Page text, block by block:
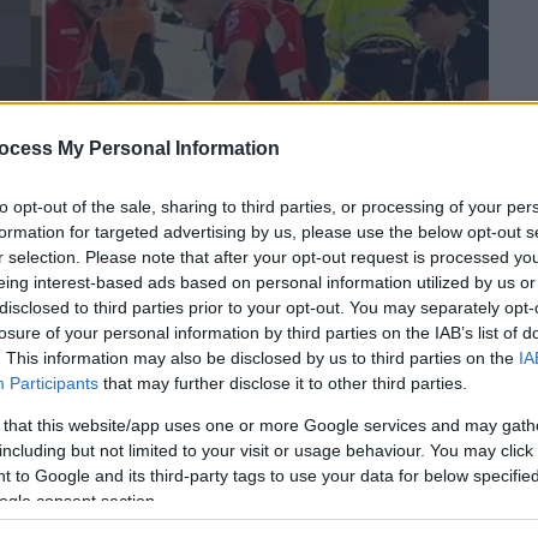
My Personal Information
opt-out of the sale, sharing to third parties, or processing of your
for targeted advertising by us, please use the below opt-out
selection. Please note that after your opt-out request is processed
interest-based ads based on personal information utilized by us
to third parties prior to your opt-out. You may separately
of your personal information by third parties on the IAB’s list of
This information may also be disclosed by us to third parties on the
Participants that may further disclose it to other third parties.
that this website/app uses one or more Google services and may
but not limited to your visit or usage behaviour. You may
to Google and its third-party tags to use your data for below
consent section.
το ΕΘΝΟΣ στη Google
(16/05) στο κέντρο τηςΜόντενα
έπεσε πάνω σε πεζούς, με
δύο εκ των οποίων σοβαρά.
όταν το όχημα εισήλθε στην οδό από
ανεξέλεγκτα προς σημείο